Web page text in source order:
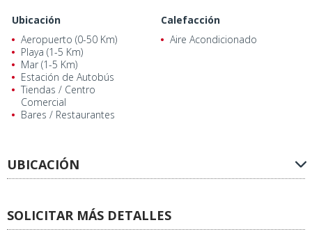
Ubicación
Aeropuerto (0-50 Km)
Playa (1-5 Km)
Mar (1-5 Km)
Estación de Autobús
Tiendas / Centro
Comercial
Bares / Restaurantes
Calefacción
Aire Acondicionado
UBICACIÓN
SOLICITAR MÁS DETALLES